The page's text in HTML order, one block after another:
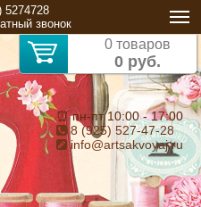
звонок
0 товаров
0 руб.
⏰ пн-пт 10:00 - 17:00
8 (925) 527-47-28
info@artsakvoyaj.ru